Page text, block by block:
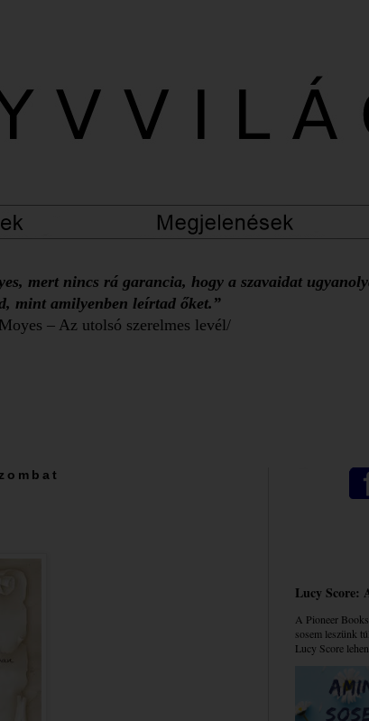
mert nincs rá garancia, hogy a szavaidat
mint amilyenben leírtad őket.”
– Az utolsó szerelmes levél/
Lucy Score:
A Pioneer
sosem leszünk
Lucy Score